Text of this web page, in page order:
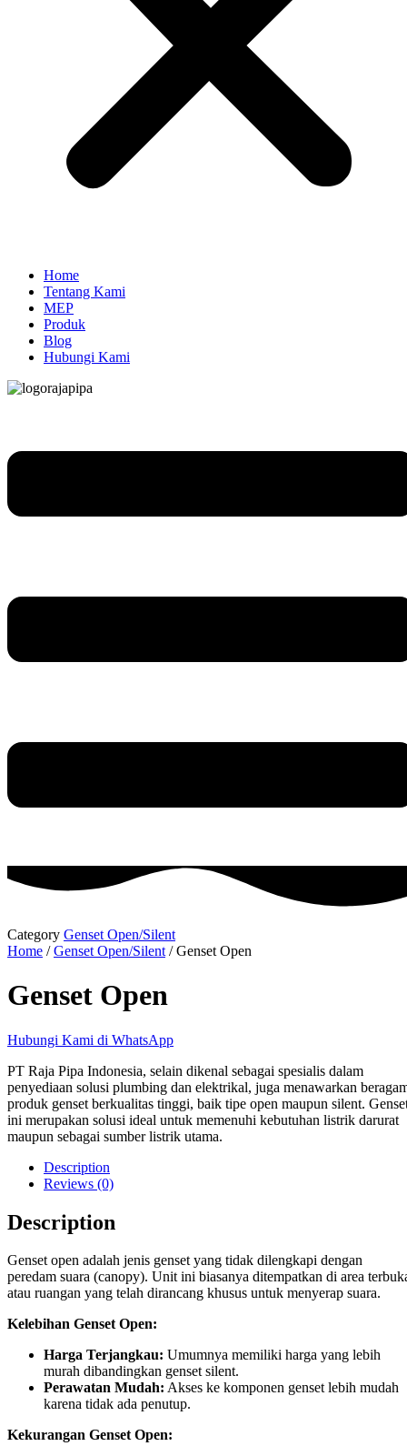
Home
Tentang Kami
MEP
Produk
Blog
Hubungi Kami
Category Genset Open/Silent
Home /Genset Open/Silent / Genset Open
Genset Open
Hubungi Kami di WhatsApp
PT Raja Pipa Indonesia, selain dikenal sebagai spesialis dalam
penyediaan solusi plumbing dan elektrikal, juga menawarkan
produk genset berkualitas tinggi, baik tipe open maupun silent.
ini merupakan solusi ideal untuk memenuhi kebutuhan listrik darurat
maupun sebagai sumber listrik utama.
Description
Reviews (0)
Description
Genset open adalah jenis genset yang tidak dilengkapi dengan
peredam suara (canopy). Unit ini biasanya ditempatkan di area
atau ruangan yang telah dirancang khusus untuk menyerap suara.
Kelebihan Genset Open:
Harga Terjangkau: Umumnya memiliki harga yang lebih
murah dibandingkan genset silent.
Perawatan Mudah: Akses ke komponen genset lebih mudah
karena tidak ada penutup.
Kekurangan Genset Open: